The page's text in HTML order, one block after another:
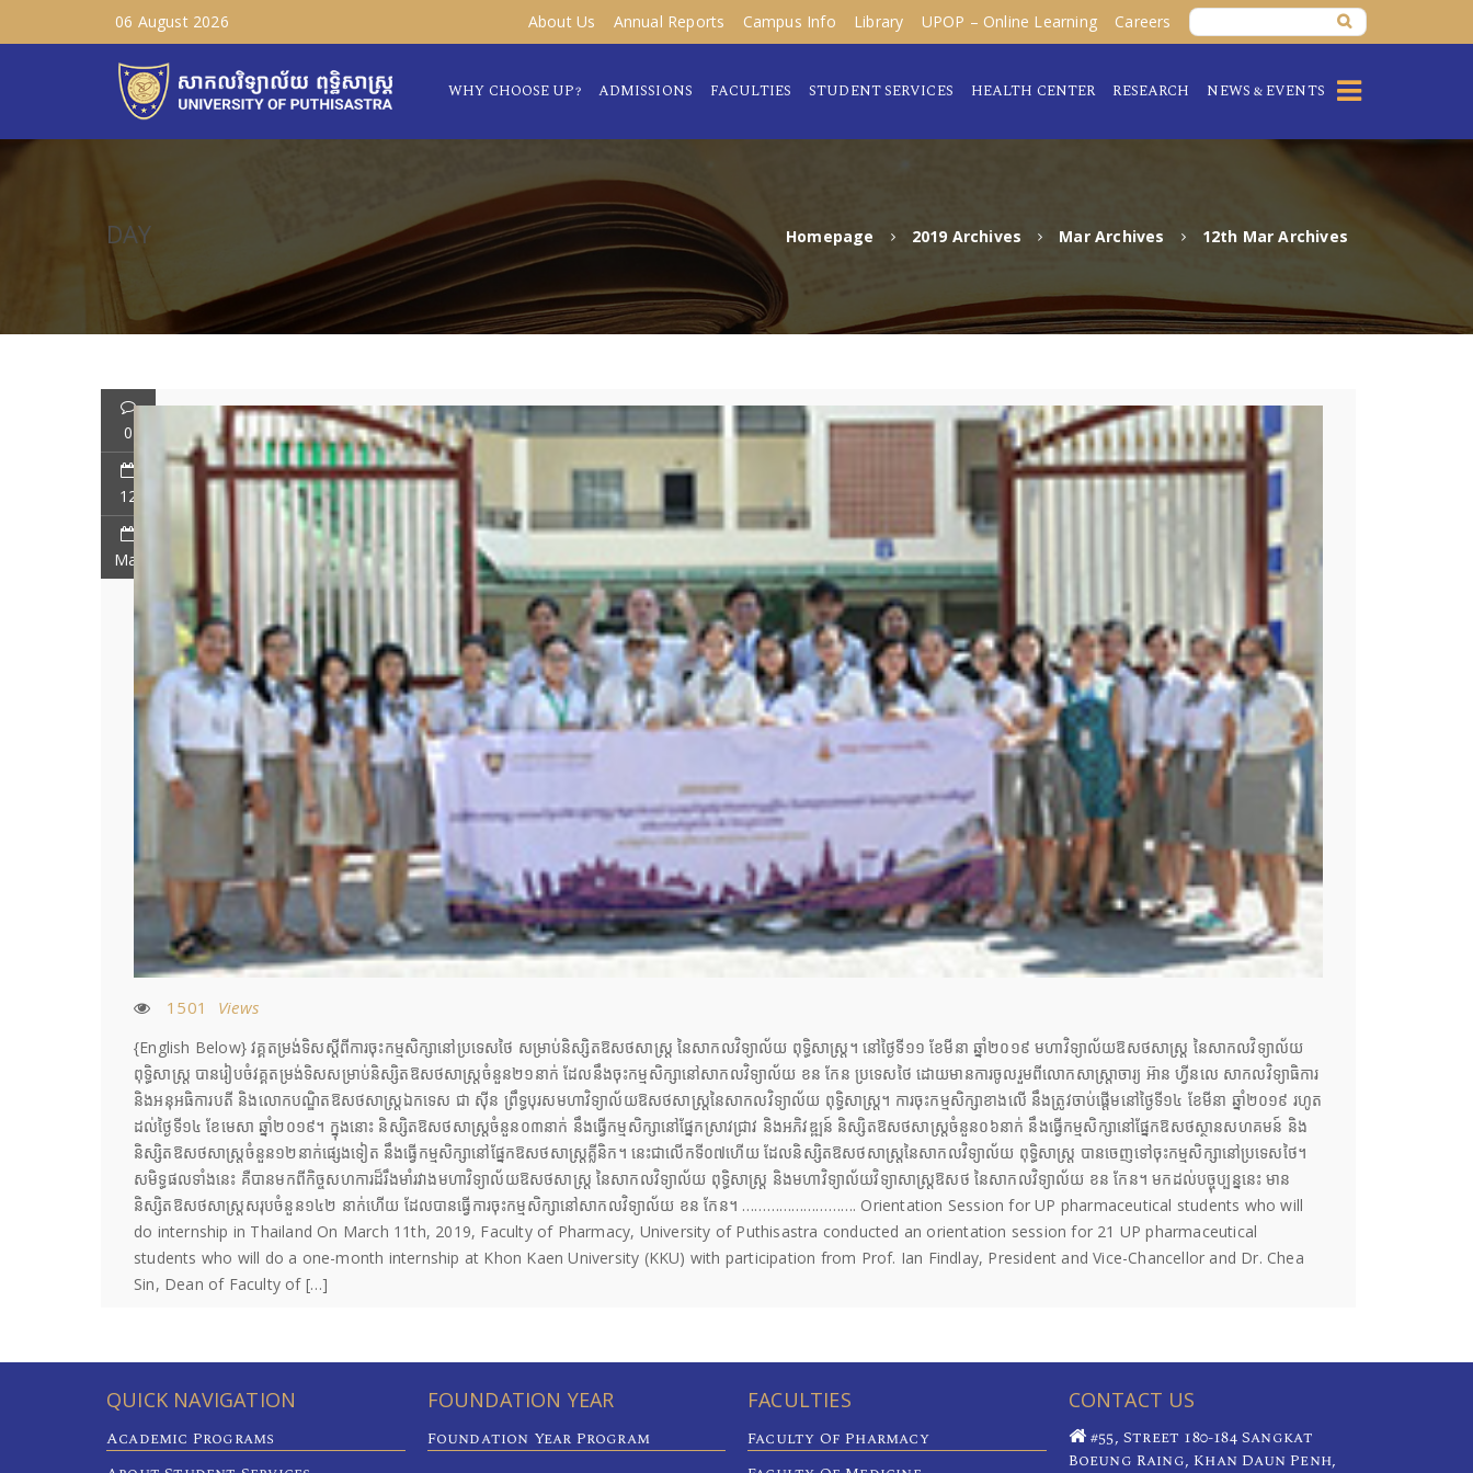
06 August 2026 About Us Annual Reports Campus Info Library UPOP – Online Learning Careers
WHY CHOOSE UP? ADMISSIONS FACULTIES STUDENT SERVICES HEALTH CENTER RESEARCH NEWS & EVENTS
DAY Homepage 2019 Archives Mar Archives 12th Mar Archives
0
12
Mar
1501 Views
{English Below} វគ្គតម្រង់ទិសស្តីពីការចុះកម្មសិក្សានៅប្រទេសថៃ សម្រាប់និស្សិតឱសថសាស្ត្រ នៃសាកលវិទ្យាល័យ ពុទ្ធិសាស្រ្ត។ នៅថ្ងៃទី១១ ខែមីនា ឆ្នាំ២០១៩ មហាវិទ្យាល័យឱសថសាស្ត្រ នៃសាកលវិទ្យាល័យ
ពុទ្ធិសាស្ត្រ បានរៀបចំវគ្គតម្រង់ទិសសម្រាប់និស្សិតឱសថសាស្ត្រចំនួន២១នាក់ ដែលនឹងចុះកម្មសិក្សានៅសាកលវិទ្យាល័យ ខន កែន ប្រទេសថៃ ដោយមានការចូលរួមពីលោកសាស្រ្តាចារ្យ អ៊ាន ហ្វីនលេ សាកលវិទ្យាធិការ
និងអនុអធិការបតី និងលោកបណ្ឌិតឱសថសាស្រ្តឯកទេស ជា ស៊ីន ព្រឹទ្ធបុរសមហាវិទ្យាល័យឱសថសាស្រ្តនៃសាកលវិទ្យាល័យ ពុទ្ធិសាស្ត្រ។ ការចុះកម្មសិក្សាខាងលើ នឹងត្រូវចាប់ផ្តើមនៅថ្ងៃទី១៤ ខែមីនា ឆ្នាំ២០១៩ រហូត
ដល់ថ្ងៃទី១៤ ខែមេសា ឆ្នាំ២០១៩។ ក្នុងនោះ និស្សិតឱសថសាស្រ្តចំនួន០៣នាក់ នឹងធ្វើកម្មសិក្សានៅផ្នែកស្រាវជ្រាវ និងអភិវឌ្ឍន៍ និស្សិតឱសថសាស្រ្តចំនួន០៦នាក់ នឹងធ្វើកម្មសិក្សានៅផ្នែកឱសថស្ថានសហគមន៍ និង
និស្សិតឱសថសាស្រ្តចំនួន១២នាក់ផ្សេងទៀត នឹងធ្វើកម្មសិក្សានៅផ្នែកឱសថសាស្រ្តគ្លីនិក។ នេះជាលើកទី០៧ហើយ ដែលនិស្សិតឱសថសាស្ត្រនៃសាកលវិទ្យាល័យ ពុទ្ធិសាស្ត្រ បានចេញទៅចុះកម្មសិក្សានៅប្រទេសថៃ។
សមិទ្ធផលទាំងនេះ គឺបានមកពីកិច្ចសហការដ៏រឹងមាំរវាងមហាវិទ្យាល័យឱសថសាស្ត្រ នៃសាកលវិទ្យាល័យ ពុទ្ធិសាស្ត្រ និងមហាវិទ្យាល័យវិទ្យាសាស្ត្រឱសថ នៃសាកលវិទ្យាល័យ ខន កែន។ មកដល់បច្ចុប្បន្ននេះ មាន
និស្សិតឱសថសាស្ត្រសរុបចំនួន១៤២ នាក់ហើយ ដែលបានធ្វើការចុះកម្មសិក្សានៅសាកលវិទ្យាល័យ ខន កែន។ ………………………. Orientation Session for UP pharmaceutical students who will
do internship in Thailand On March 11th, 2019, Faculty of Pharmacy, University of Puthisastra conducted an orientation session for 21 UP pharmaceutical
students who will do a one-month internship at Khon Kaen University (KKU) with participation from Prof. Ian Findlay, President and Vice-Chancellor and Dr. Chea
Sin, Dean of Faculty of […]
QUICK NAVIGATION
Academic Programs
FOUNDATION YEAR
Foundation Year Program
FACULTIES
Faculty Of Pharmacy
CONTACT US
#55, Street 180-184 Sangkat
Boeung Raing, Khan Daun Penh,